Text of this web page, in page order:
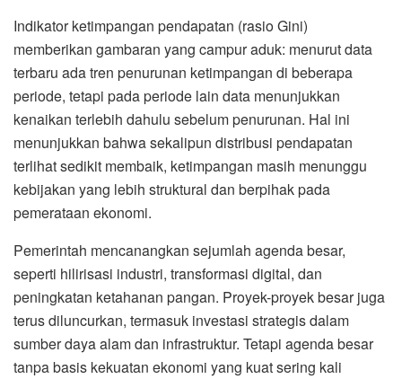
Indikator ketimpangan pendapatan (rasio Gini)
memberikan gambaran yang campur aduk: menurut data
terbaru ada tren penurunan ketimpangan di beberapa
periode, tetapi pada periode lain data menunjukkan
kenaikan terlebih dahulu sebelum penurunan. Hal ini
menunjukkan bahwa sekalipun distribusi pendapatan
terlihat sedikit membaik, ketimpangan masih menunggu
kebijakan yang lebih struktural dan berpihak pada
pemerataan ekonomi.
Pemerintah mencanangkan sejumlah agenda besar,
seperti hilirisasi industri, transformasi digital, dan
peningkatan ketahanan pangan. Proyek-proyek besar juga
terus diluncurkan, termasuk investasi strategis dalam
sumber daya alam dan infrastruktur. Tetapi agenda besar
tanpa basis kekuatan ekonomi yang kuat sering kali